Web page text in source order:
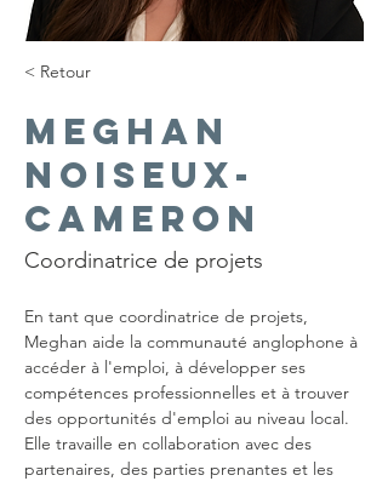
< Retour
Meghan
Noiseux-
Cameron
Coordinatrice de projets
En tant que coordinatrice de projets,
Meghan aide la communauté anglophone à
accéder à l'emploi, à développer ses
compétences professionnelles et à trouver
des opportunités d'emploi au niveau local.
Elle travaille en collaboration avec des
partenaires, des parties prenantes et les